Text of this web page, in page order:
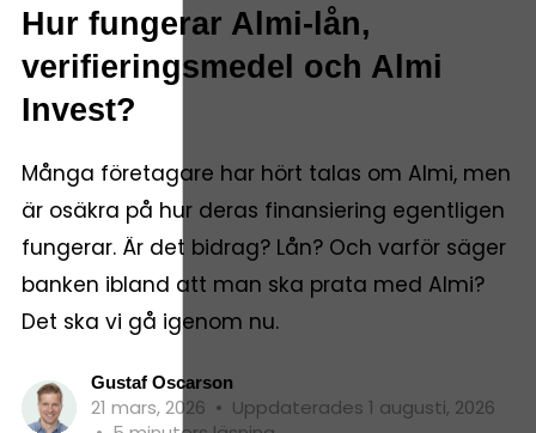
Hur fungerar Almi-lån,
verifieringsmedel och Almi
Invest?
Många företagare har hört talas om Almi, men
är osäkra på hur deras finansiering egentligen
fungerar. Är det bidrag? Lån? Och varför säger
banken ibland att man ska prata med Almi?
Det ska vi gå igenom nu.
Gustaf Oscarson
21 mars, 2026 • Uppdaterades 1 augusti, 2026